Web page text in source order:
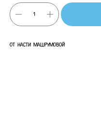
от Насти Машрумовой